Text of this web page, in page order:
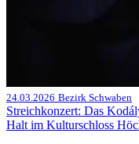
24.03.2026 Bezirk Schwaben
Streichkonzert: Das
Halt im Kulturschloss